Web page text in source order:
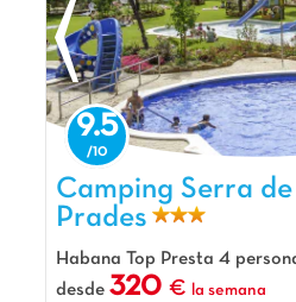
Camping Serra de Prades, Camping
9.5
Camping Serra de
Prades
Habana Top Presta 4
desde 320 la semana